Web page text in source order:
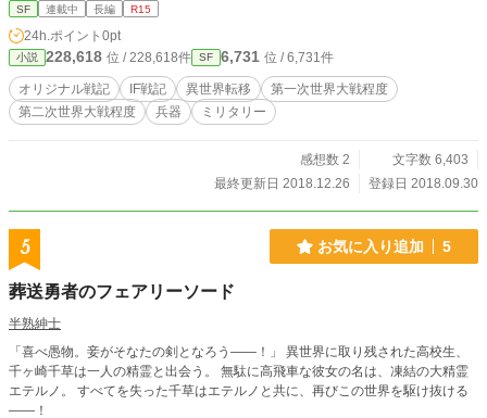
SF 連載中 長編 R15
24h.ポイント 0pt
小説 228,618 位 / 228,618件 SF 6,731 位 / 6,731件
オリジナル戦記 IF戦記 異世界転移
第一次世界大戦程度
第二次世界大戦程度
兵器 ミリタリー
感想数 2
文字数 6,403
最終更新日 2018.12.26
登録日 2018.09.30
5 お気に入り追加 5
葬送勇者のフェアリーソード
半熟紳士
「喜べ愚物。妾がそなたの剣となろう――！」 異世界に取り残された高校生、
千ヶ崎千草は一人の精霊と出会う。 無駄に高飛車な彼女の名は、凍結の大精霊
エテルノ。 すべてを失った千草はエテルノと共に、再びこの世界を駆け抜ける
――！